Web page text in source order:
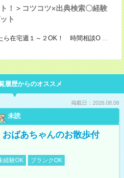
！＞コツコツ×出典検索〇経験
ト
ら在宅週１～２OK！ 時間相談O ...
履歴からのオススメ
掲載日：2026.08.08
未読
おばあちゃんのお散歩付
経験OK
ブランクOK